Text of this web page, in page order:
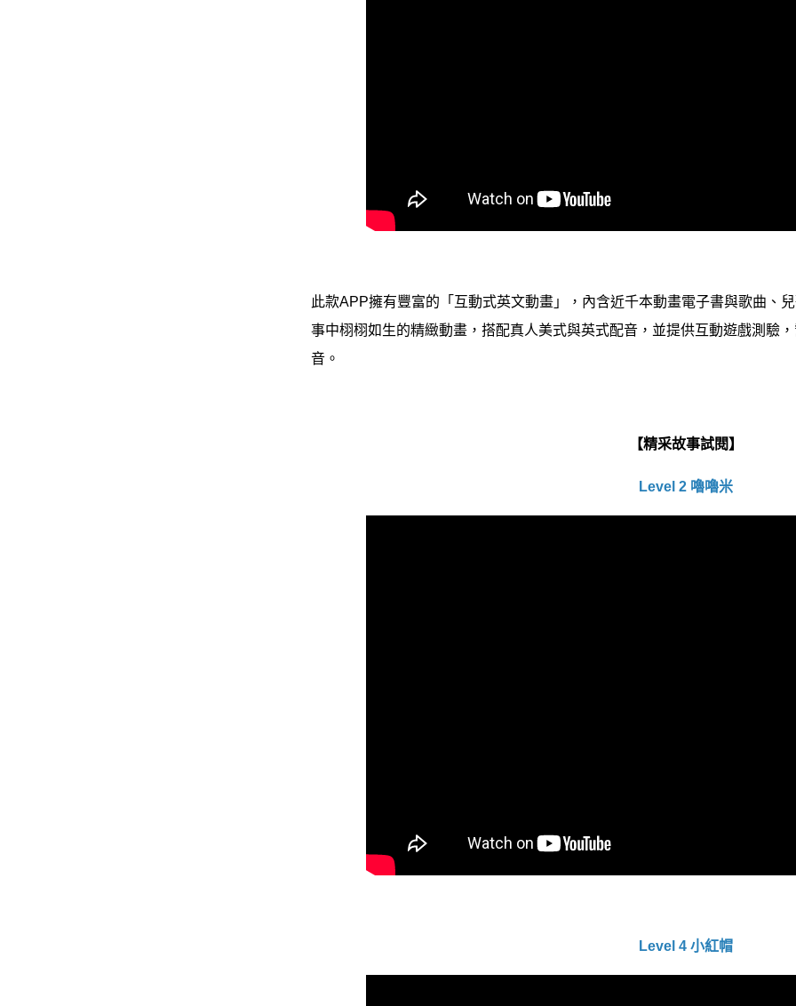
此款APP擁有豐富的「互動式英文動畫」，內含近千本動畫電子書與歌曲、兒
事中栩栩如生的精緻動畫，搭配真人美式與英式配音，並提供互動遊戲測驗
音。
【精采故事試閱】
Level 2 嚕嚕米
Level 4 小紅帽